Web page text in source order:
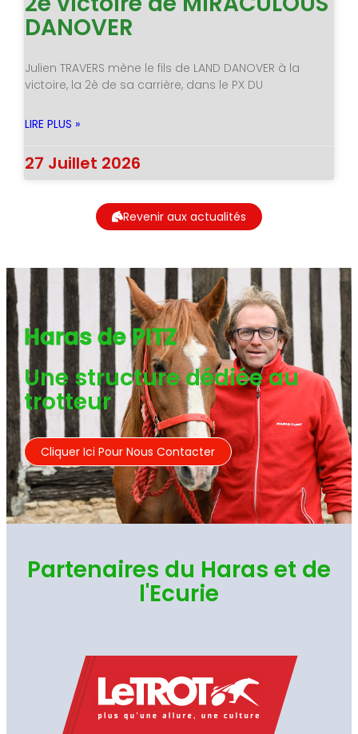
DANOVER
Julien TRAVERS mène le fils de LAND DANOVER à la
victoire, la 2è de sa carrière, dans le PX DU
LIRE PLUS »
27 Juillet 2026
Revenir aux actualités
Haras de PITZ
Une structure dédiée au
trotteur
Cliquer Ici Pour Nous Contacter
Partenaires du Haras et de
l'Ecurie